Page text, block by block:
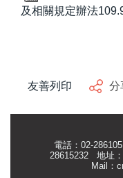
及相關規定辦法
友善列印 分
電話：02-
28615232 地址
Mail：